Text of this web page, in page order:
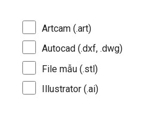
Artcam (.art)
Autocad (.dxf, .dwg)
File mẫu (.stl)
Illustrator (.ai)